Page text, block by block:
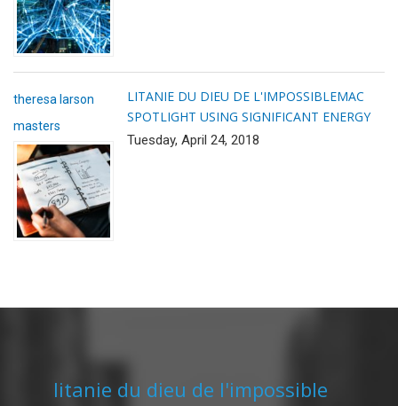
theresa larson
masters
LITANIE DU DIEU DE L'IMPOSSIBLEMAC
SPOTLIGHT USING SIGNIFICANT ENERGY
Tuesday, April 24, 2018
litanie du dieu de l'impossible